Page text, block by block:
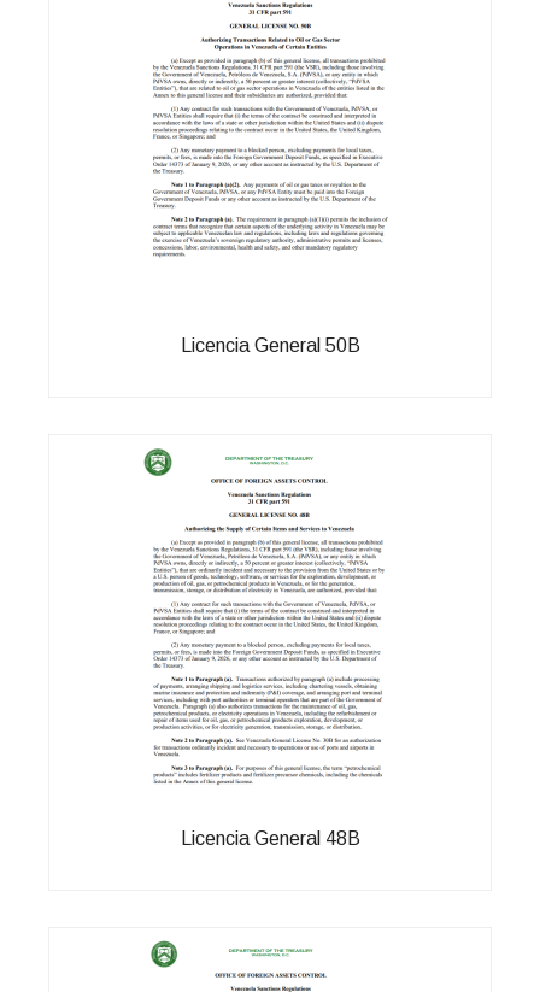
Licencia General 50B
Licencia General 48B